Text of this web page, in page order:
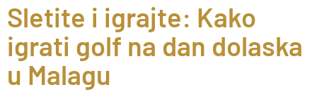
Sletite i igrajte: Kako
igrati golf na dan dolaska
u Malagu